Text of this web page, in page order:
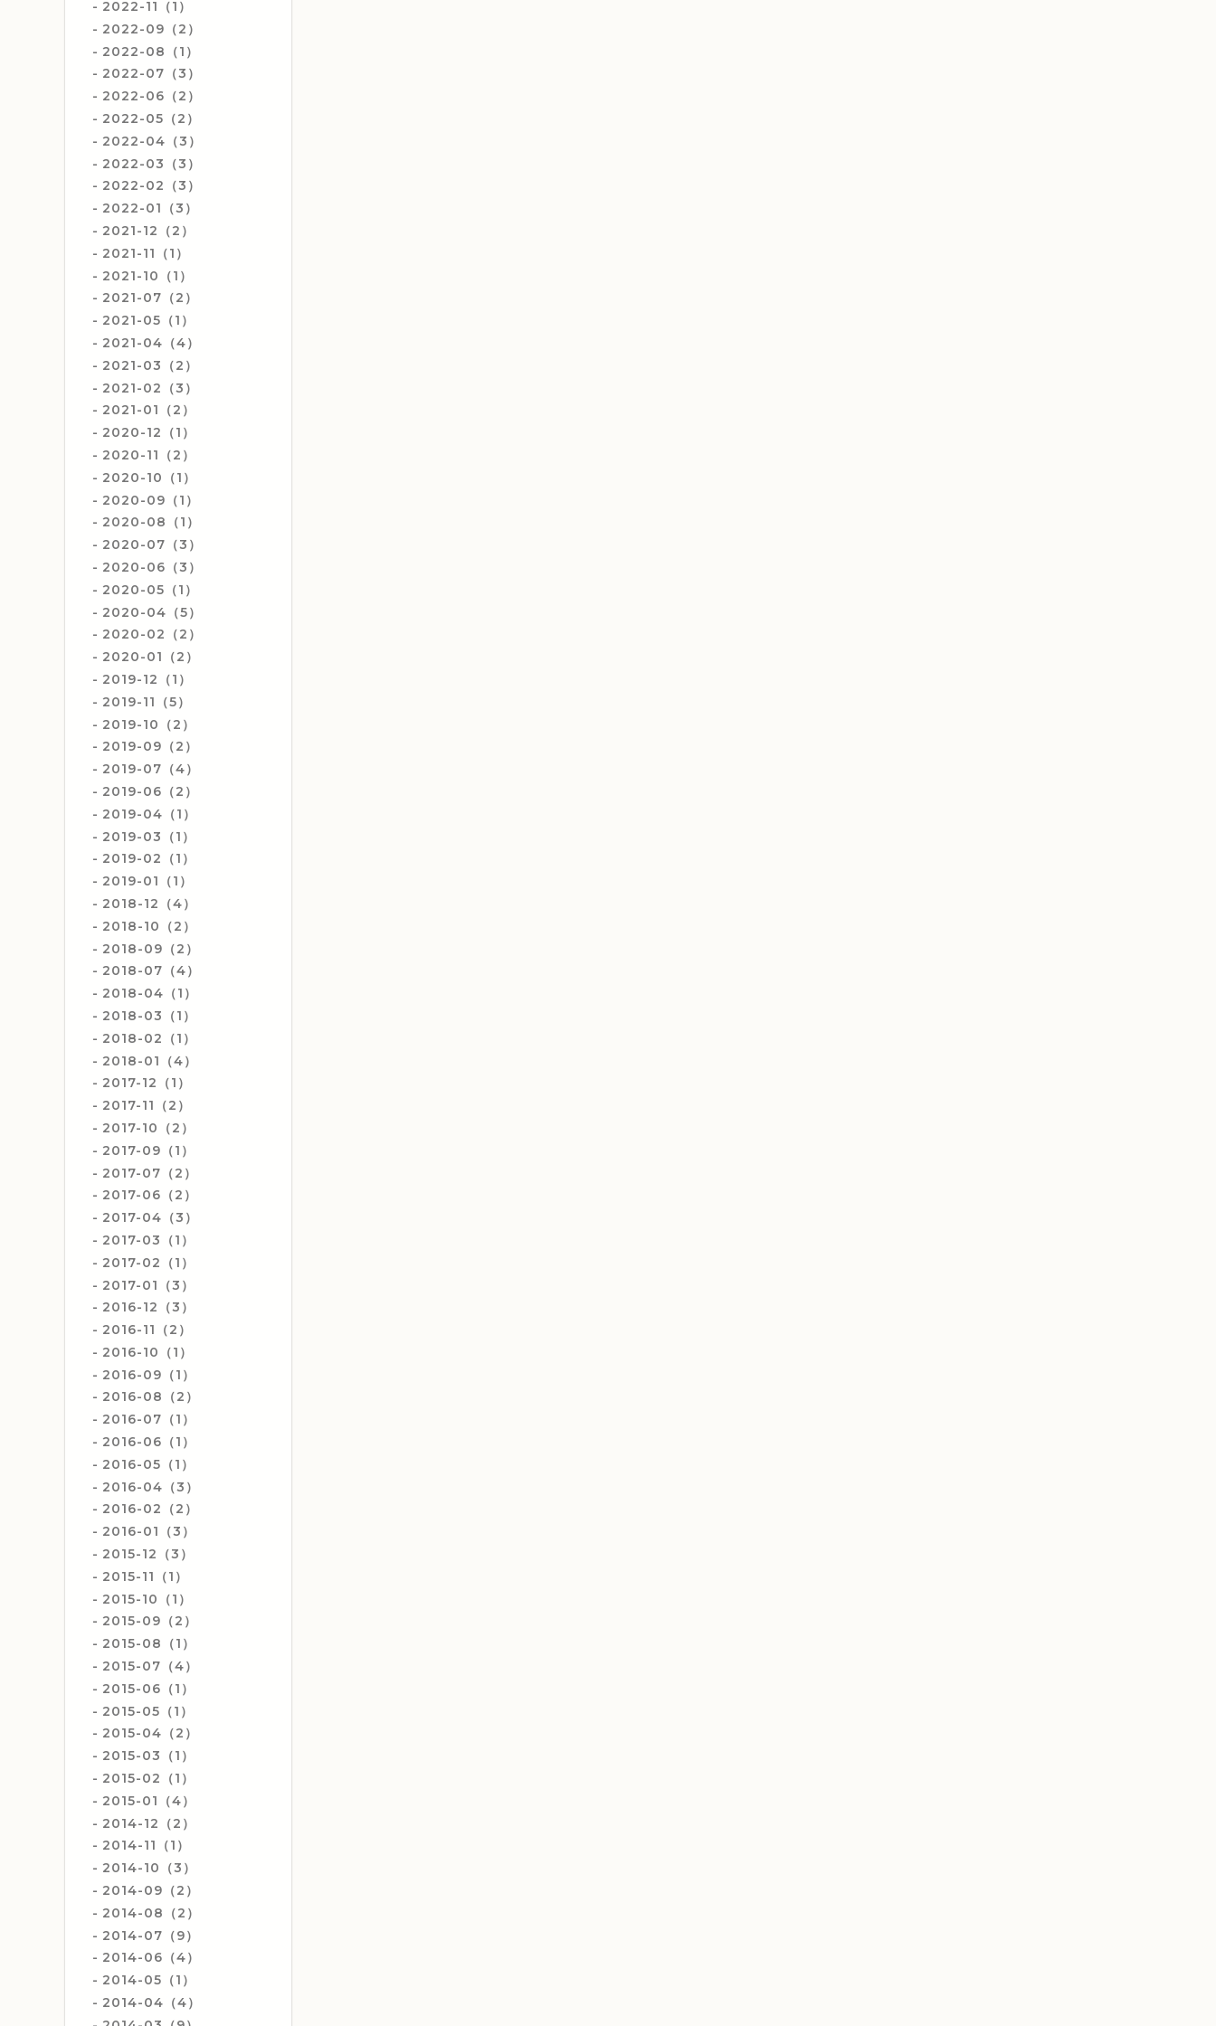
2022-11（1）
2022-09（2）
2022-08（1）
2022-07（3）
2022-06（2）
2022-05（2）
2022-04（3）
2022-03（3）
2022-02（3）
2022-01（3）
2021-12（2）
2021-11（1）
2021-10（1）
2021-07（2）
2021-05（1）
2021-04（4）
2021-03（2）
2021-02（3）
2021-01（2）
2020-12（1）
2020-11（2）
2020-10（1）
2020-09（1）
2020-08（1）
2020-07（3）
2020-06（3）
2020-05（1）
2020-04（5）
2020-02（2）
2020-01（2）
2019-12（1）
2019-11（5）
2019-10（2）
2019-09（2）
2019-07（4）
2019-06（2）
2019-04（1）
2019-03（1）
2019-02（1）
2019-01（1）
2018-12（4）
2018-10（2）
2018-09（2）
2018-07（4）
2018-04（1）
2018-03（1）
2018-02（1）
2018-01（4）
2017-12（1）
2017-11（2）
2017-10（2）
2017-09（1）
2017-07（2）
2017-06（2）
2017-04（3）
2017-03（1）
2017-02（1）
2017-01（3）
2016-12（3）
2016-11（2）
2016-10（1）
2016-09（1）
2016-08（2）
2016-07（1）
2016-06（1）
2016-05（1）
2016-04（3）
2016-02（2）
2016-01（3）
2015-12（3）
2015-11（1）
2015-10（1）
2015-09（2）
2015-08（1）
2015-07（4）
2015-06（1）
2015-05（1）
2015-04（2）
2015-03（1）
2015-02（1）
2015-01（4）
2014-12（2）
2014-11（1）
2014-10（3）
2014-09（2）
2014-08（2）
2014-07（9）
2014-06（4）
2014-05（1）
2014-04（4）